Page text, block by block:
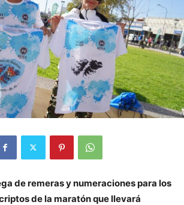
de remeras y numeraciones para los
de la maratón que llevará